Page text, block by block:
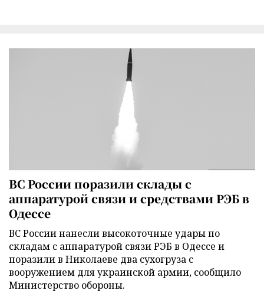
ВС России поразили склады с
аппаратурой связи и средствами РЭБ в
Одессе
ВС России нанесли высокоточные удары по
складам с аппаратурой связи РЭБ в Одессе и
поразили в Николаеве два сухогруза с
вооружением для украинской армии, сообщило
Министерство обороны.